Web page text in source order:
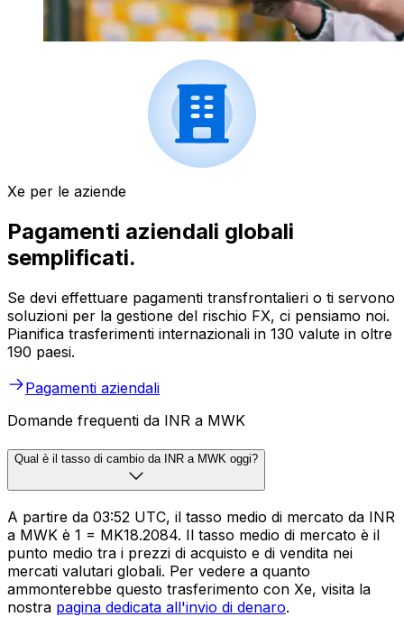
Xe per le aziende
Pagamenti aziendali globali
semplificati.
Se devi effettuare pagamenti transfrontalieri o ti servono
soluzioni per la gestione del rischio FX, ci pensiamo noi.
Pianifica trasferimenti internazionali in 130 valute in oltre
190 paesi.
Pagamenti aziendali
Domande frequenti da INR a MWK
Qual è il tasso di cambio da INR a MWK oggi?
A partire da 03:52 UTC, il tasso medio di mercato da INR
a MWK è ₹1 = MK18.2084. Il tasso medio di mercato è il
punto medio tra i prezzi di acquisto e di vendita nei
mercati valutari globali. Per vedere a quanto
ammonterebbe questo trasferimento con Xe, visita la
nostra pagina dedicata all'invio di denaro.